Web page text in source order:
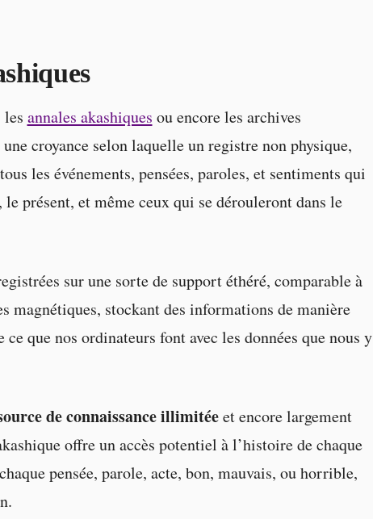
les annales akashiques ou encore les archives
croyance selon laquelle un registre non physique,
les événements, pensées, paroles, et sentiments qui
le présent, et même ceux qui se dérouleront dans le
sur une sorte de support éthéré, comparable à
magnétiques, stockant des informations de manière
ce que nos ordinateurs font avec les données que nous y
de connaissance illimitéeet encore largement
offre un accès potentiel à l’histoire de chaque
pensée, parole, acte, bon, mauvais, ou horrible,